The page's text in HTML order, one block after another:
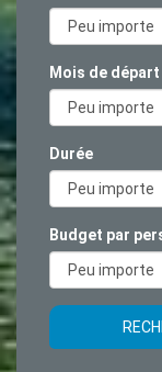
Mois de départ
Durée
Budget par